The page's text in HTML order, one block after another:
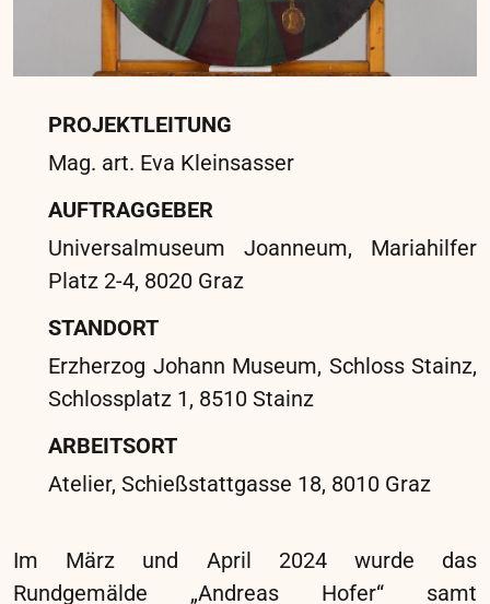
Dompfarramt Graz
STANDORT
In drei Bauabschnitten wurden alle Gemälde
des Grazer Doms umfassend konserviert und
restauriert. Im ersten Abschnitt standen die
Gemälde der Seitenaltäre und des Mittelschiffs
im Fokus, darunter das „Verkündigungsbild“ von
übermalt, beschnitten und auf drei verklebte
Leinwände dubliert, zeigte zahlreiche Schnitte
1760er Jahren aus zwei Werken de Pomis’
zusammengefügt. Nach der Reinigung und